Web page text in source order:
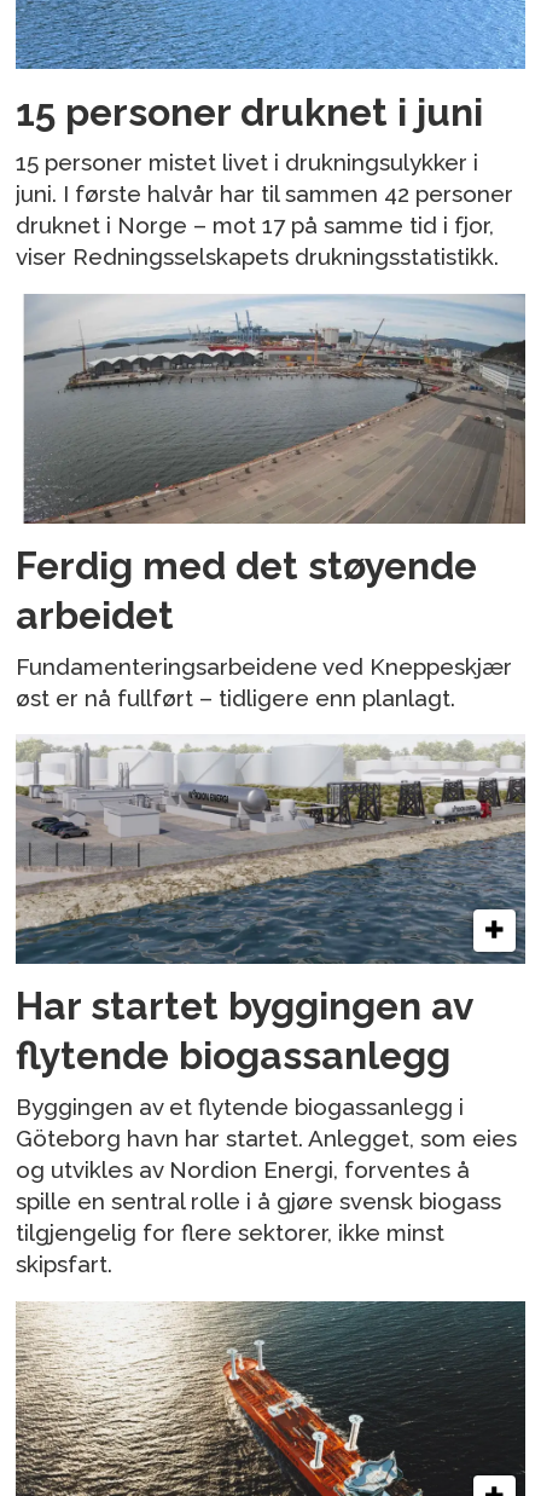
15 personer druknet i juni
15 personer mistet livet i drukningsulykker i
juni. I første halvår har til sammen 42 personer
druknet i Norge – mot 17 på samme tid i fjor,
viser Redningsselskapets drukningsstatistikk.
Ferdig med det støyende
arbeidet
Fundamenteringsarbeidene ved Kneppeskjær
øst er nå fullført – tidligere enn planlagt.
Har startet byggingen av
flytende biogassanlegg
Byggingen av et flytende biogassanlegg i
Göteborg havn har startet. Anlegget, som eies
og utvikles av Nordion Energi, forventes å
spille en sentral rolle i å gjøre svensk biogass
tilgjengelig for flere sektorer, ikke minst
skipsfart.